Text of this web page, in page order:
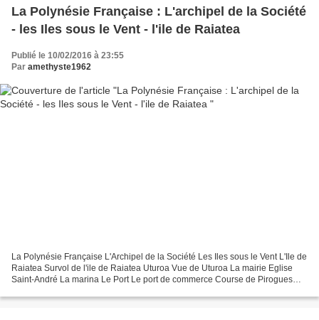
La Polynésie Française : L'archipel de la Société
- les Iles sous le Vent - l'ile de Raiatea
Publié le 10/02/2016 à 23:55
Par amethyste1962
La Polynésie Française L'Archipel de la Société Les Iles sous le Vent L'Ile de
Raiatea Survol de l'ile de Raiatea Uturoa Vue de Uturoa La mairie Eglise
Saint-André La marina Le Port Le port de commerce Course de Pirogues